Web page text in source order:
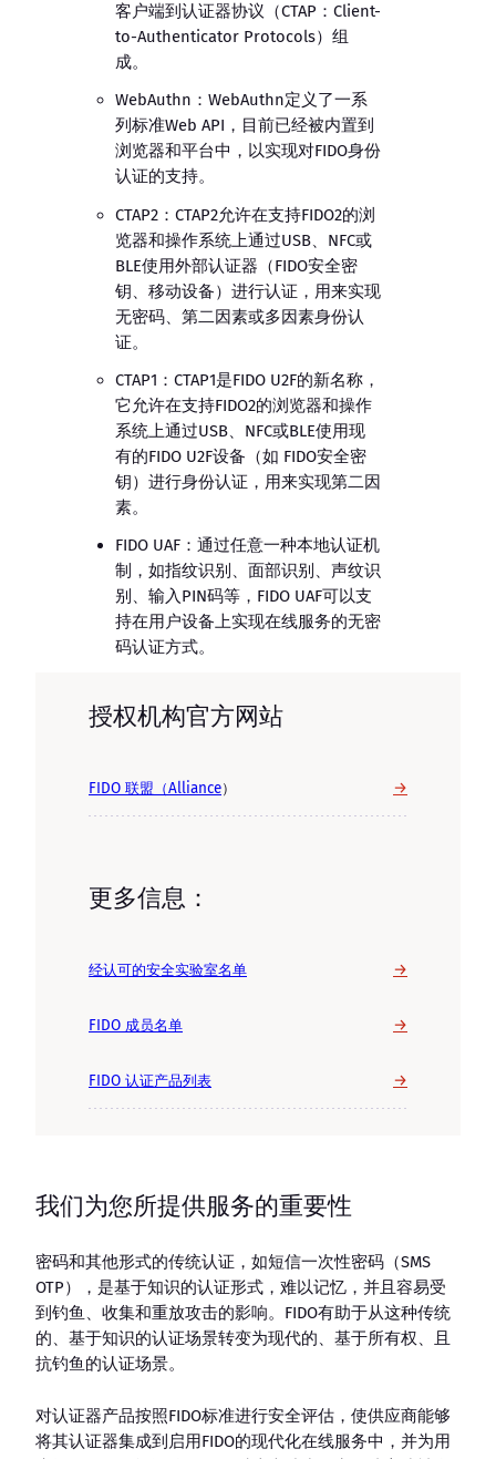
客户端到认证器协议（CTAP：Client-
to-Authenticator Protocols）组
成。
WebAuthn：WebAuthn定义了一系
列标准Web API，目前已经被内置到
浏览器和平台中，以实现对FIDO身份
认证的支持。
CTAP2：CTAP2允许在支持FIDO2的浏
览器和操作系统上通过USB、NFC或
BLE使用外部认证器（FIDO安全密
钥、移动设备）进行认证，用来实现
无密码、第二因素或多因素身份认
证。
CTAP1：CTAP1是FIDO U2F的新名称，
它允许在支持FIDO2的浏览器和操作
系统上通过USB、NFC或BLE使用现
有的FIDO U2F设备（如 FIDO安全密
钥）进行身份认证，用来实现第二因
素。
FIDO UAF：通过任意一种本地认证机
制，如指纹识别、面部识别、声纹识
别、输入PIN码等，FIDO UAF可以支
持在用户设备上实现在线服务的无密
码认证方式。
授权机构官方网站
FIDO 联盟（Alliance） →
更多信息：
经认可的安全实验室名单 →
FIDO 成员名单 →
FIDO 认证产品列表 →
我们为您所提供服务的重要性
密码和其他形式的传统认证，如短信一次性密码（SMS
OTP），是基于知识的认证形式，难以记忆，并且容易受
到钓鱼、收集和重放攻击的影响。FIDO有助于从这种传统
的、基于知识的认证场景转变为现代的、基于所有权、且
抗钓鱼的认证场景。
对认证器产品按照FIDO标准进行安全评估，使供应商能够
将其认证器集成到启用FIDO的现代化在线服务中，并为用